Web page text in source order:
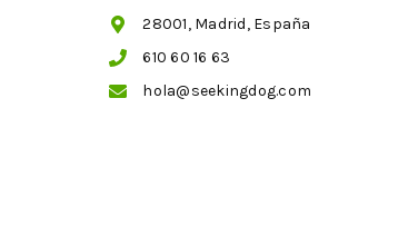
28001, Madrid, España
610 60 16 63
hola@seekingdog.com